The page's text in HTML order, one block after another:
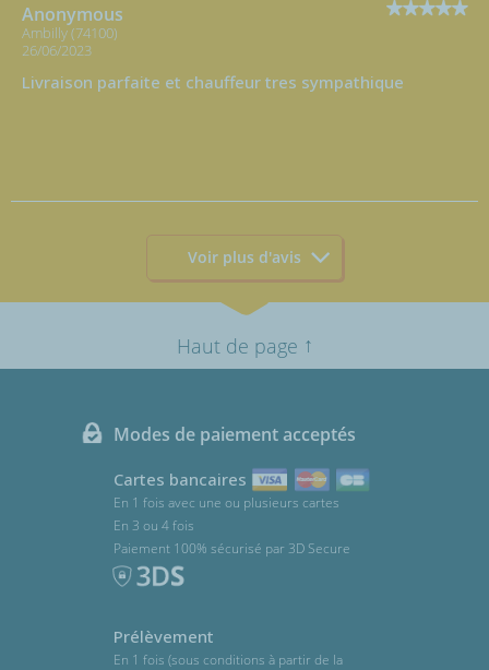
Anonymous
Ambilly (74100)
26/06/2023
Livraison parfaite et chauffeur tres sympathique
Voir plus d'avis
Haut de page ↑
Modes de paiement acceptés
Cartes bancaires
En 1 fois avec une ou plusieurs cartes
En 3 ou 4 fois
Paiement 100% sécurisé par 3D Secure
Prélèvement
En 1 fois (sous conditions à partir de la